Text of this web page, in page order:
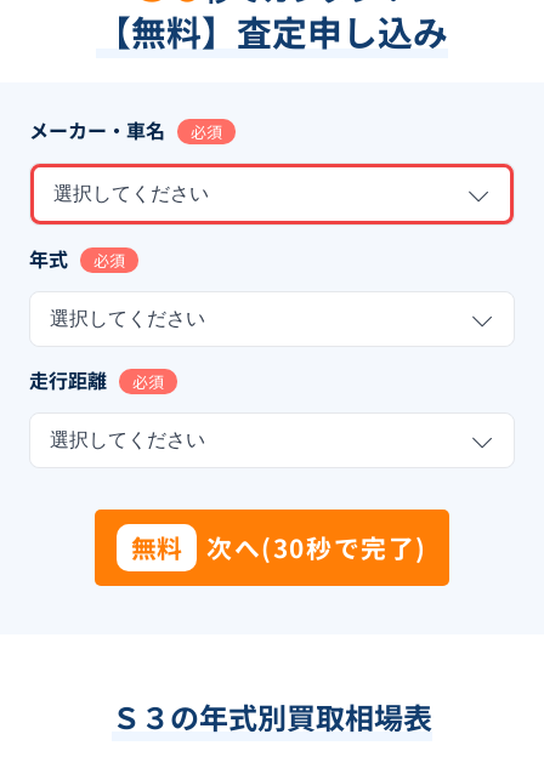
【無料】査定申し込み
メーカー・車名 必須
選択してください
年式 必須
選択してください
走行距離 必須
選択してください
無料 次へ(30秒で完了)
Ｓ３の年式別買取相場表